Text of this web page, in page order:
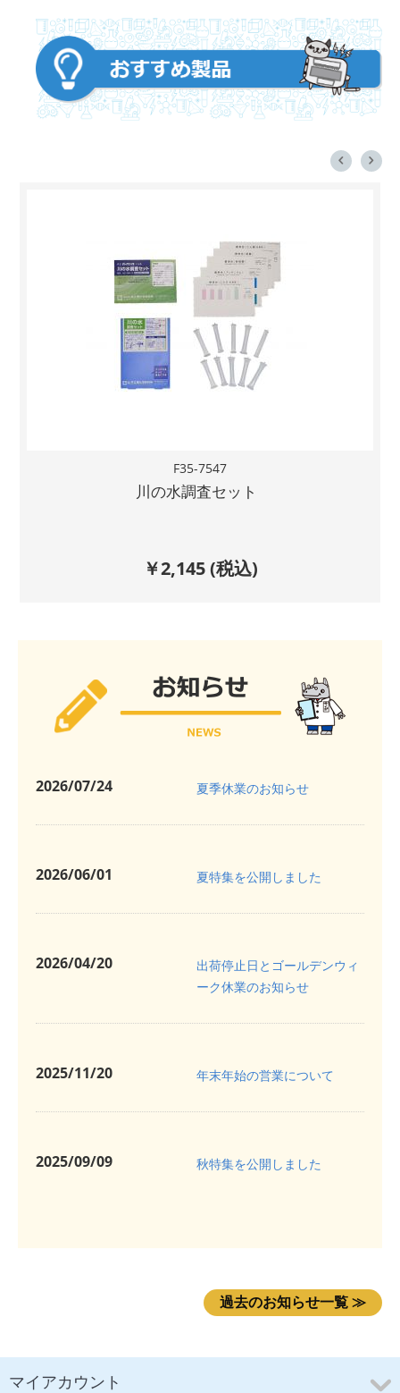
F35-7547
川の水調査セット
￥2,145(税込)
2026/07/24 夏季休業のお知らせ
2026/06/01 夏特集を公開しました
2026/04/20
出荷停止日とゴールデンウィ
ーク休業のお知らせ
2025/11/20 年末年始の営業について
2025/09/09 秋特集を公開しました
過去のお知らせ一覧 ≫
マイアカウント